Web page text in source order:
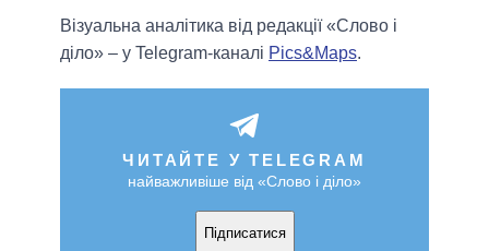
Візуальна аналітика від редакції «Слово і
діло» – у Telegram-каналі Pics&Maps.
ЧИТАЙТЕ У TELEGRAM
найважливіше від «Слово і діло»
Підписатися